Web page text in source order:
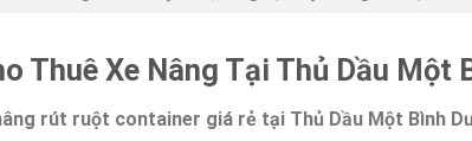
Thuê Xe Nâng Tại Thủ Dầu Một
rút ruột container giá rẻ tại Thủ Dầu Một Bình